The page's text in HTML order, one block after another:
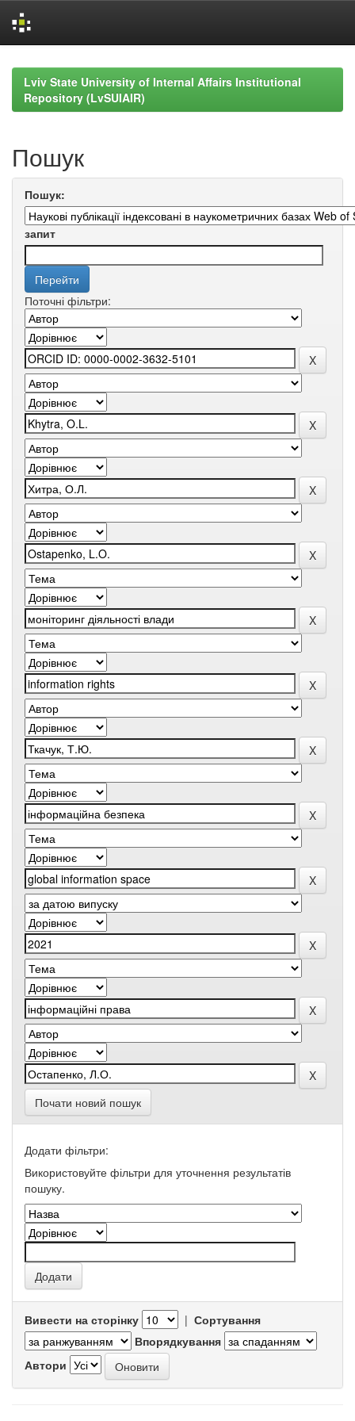
navigationLviv State University of Internal Affairs Institutional
Repository (LvSUIAIR)
Пошук
Пошук:
запит
Поточні фільтри:
Почати новий пошук
Додати фільтри:
Використовуйте фільтри для уточнення результатів
пошуку.
Вивести на сторінку | Сортування
Впорядкування
Автори